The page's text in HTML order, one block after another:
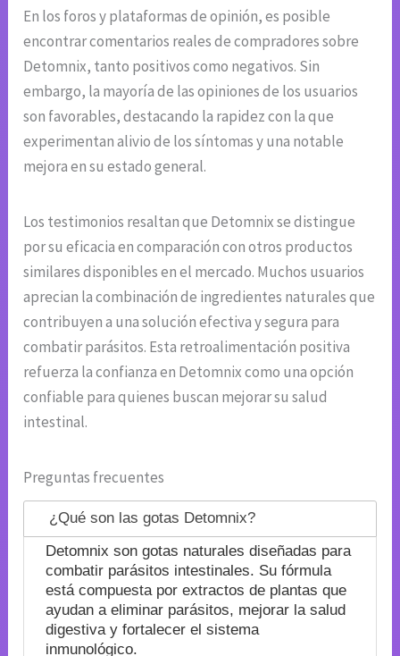
En los foros y plataformas de opinión, es posible
encontrar comentarios reales de compradores sobre
Detomnix, tanto positivos como negativos. Sin
embargo, la mayoría de las opiniones de los usuarios
son favorables, destacando la rapidez con la que
experimentan alivio de los síntomas y una notable
mejora en su estado general.
Los testimonios resaltan que Detomnix se distingue
por su eficacia en comparación con otros productos
similares disponibles en el mercado. Muchos usuarios
aprecian la combinación de ingredientes naturales que
contribuyen a una solución efectiva y segura para
combatir parásitos. Esta retroalimentación positiva
refuerza la confianza en Detomnix como una opción
confiable para quienes buscan mejorar su salud
intestinal.
Preguntas frecuentes
¿Qué son las gotas Detomnix?
Detomnix son gotas naturales diseñadas para
combatir parásitos intestinales. Su fórmula
está compuesta por extractos de plantas que
ayudan a eliminar parásitos, mejorar la salud
digestiva y fortalecer el sistema
inmunológico.